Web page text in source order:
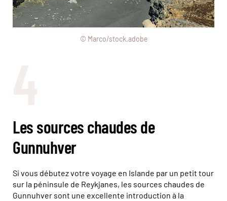
© Marco/stock.adobe
Les sources chaudes de
Gunnuhver
Si vous débutez votre voyage en Islande par un petit tour
sur la péninsule de Reykjanes, les sources chaudes de
Gunnuhver sont une excellente introduction à la